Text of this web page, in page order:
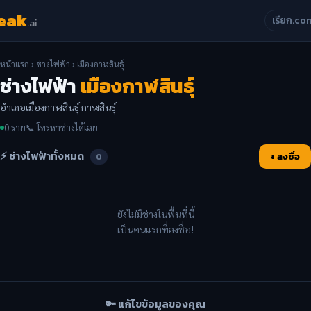
.ai เรียก
หน้าแรก › ช่างไฟฟ้า › เมืองกาฬสินธุ์
ช่างไฟฟ้าเมืองกาฬสินธุ์
อำเภอเมืองกาฬสินธุ์ กาฬสินธุ์
0 ราย📞 โทรหาช่างได้เลย
⚡ ช่างไฟฟ้าทั้งหมด 0 + ลงชื่อ
ยังไม่มีช่างในพื้นที่นี้
เป็นคนแรกที่ลงชื่อ!
🔑 แก้ไขข้อมูลของคุณ